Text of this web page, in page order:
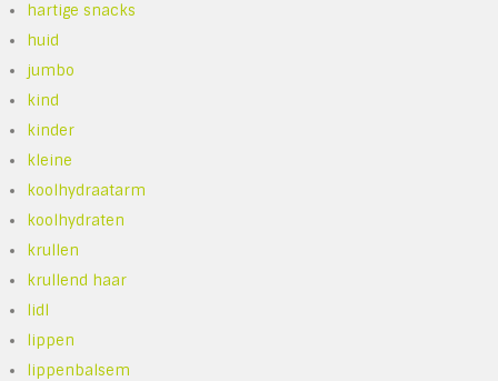
hartige snacks
huid
jumbo
kind
kinder
kleine
koolhydraatarm
koolhydraten
krullen
krullend haar
lidl
lippen
lippenbalsem